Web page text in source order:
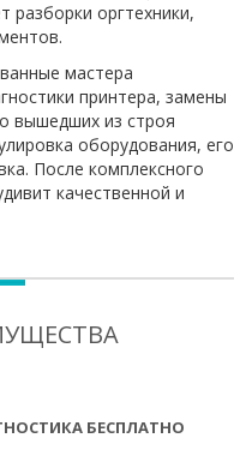
разборки оргтехники,
мастера
принтера, замены
вышедших из строя
оборудования, его
После комплексного
качественной и
БЕСПЛАТНО